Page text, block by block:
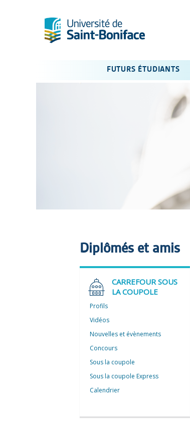
FUTURS ÉTUDIANTS
Diplômés et amis
CARREFOUR SOUS
LA COUPOLE
Profils
Vidéos
Nouvelles et évènements
Concours
Sous la coupole
Sous la coupole Express
Calendrier